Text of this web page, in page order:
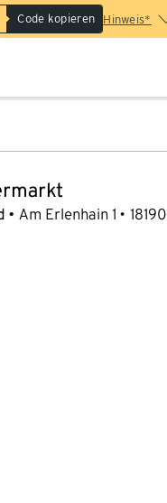
Code kopieren Hinweis*
Am Erlenhain 1 18190